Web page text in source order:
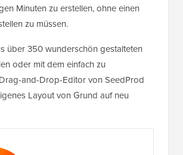
Minuten zu erstellen, ohne einen
zu müssen.
über 350 wunderschön gestalteten
oder mit dem einfach zu
and-Drop-Editor von SeedProd
Layout von Grund auf neu